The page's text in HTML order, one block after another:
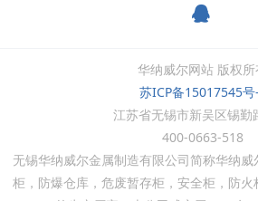
华纳威尔网站 版权所
苏ICP备15017545号
江苏省无锡市新吴区锡勤
400-0663-518
无锡华纳威尔金属制造有限公司简称华纳
柜，防爆仓库，危废暂存柜，安全柜，防